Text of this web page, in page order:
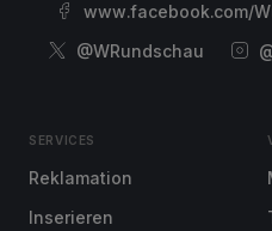
www.facebook.com/
@WRundschau
SERVICES
Reklamation
Inserieren